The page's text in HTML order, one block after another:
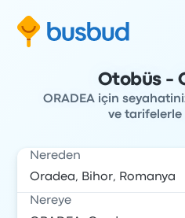
Otobüs -
ORADEA için
ve tarifelerle
Nereden
Nereye